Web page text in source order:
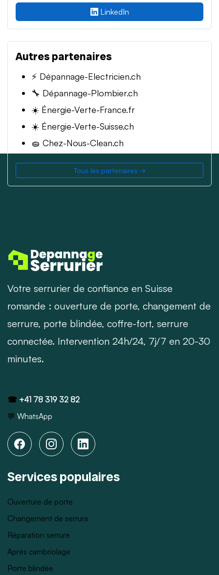
LinkedIn
Autres partenaires
⚡ Dépannage-Electricien.ch
🔧 Dépannage-Plombier.ch
☀️ Énergie-Verte-France.fr
☀️ Énergie-Verte-Suisse.ch
🧽 Chez-Nous-Clean.ch
Tous les partenaires →
Votre serrurier de confiance en Suisse
romande : ouverture de porte, changement de
serrure, porte blindée, coffre-fort, serrure
connectée. Intervention 24h/24, 7j/7 en 20-30
minutes.
☎ +41 78 319 32 82
💬 WhatsApp
Services populaires
Ouverture de porte
Changement de serrure
Réparation serrure
Après cambriolage
Porte blindée